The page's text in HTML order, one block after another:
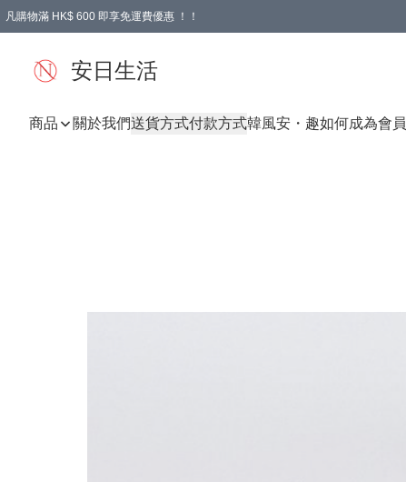
凡購物滿 HK$ 600 即享免運費優惠 ！！
安日生活
商品 關於我們送貨方式付款方式韓風安・趣如何成為會員